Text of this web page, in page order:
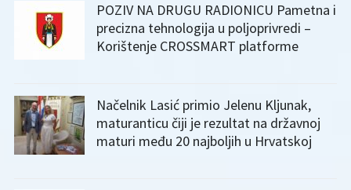
POZIV NA DRUGU RADIONICU Pametna i
precizna tehnologija u poljoprivredi –
Korištenje CROSSMART platforme
Načelnik Lasić primio Jelenu Kljunak,
maturanticu čiji je rezultat na državnoj
maturi među 20 najboljih u Hrvatskoj